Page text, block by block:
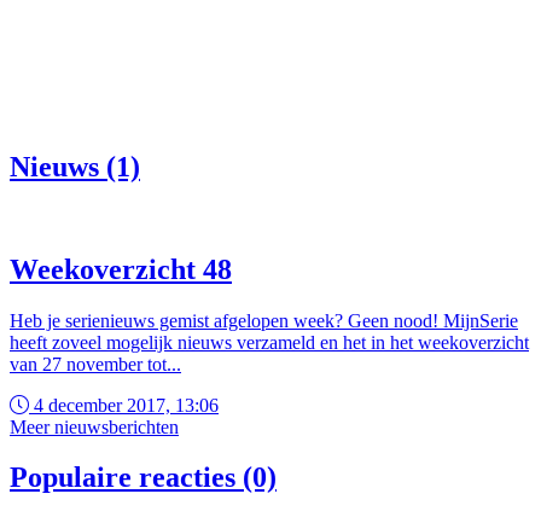
Nieuws (1)
Weekoverzicht 48
Heb je serienieuws gemist afgelopen week? Geen nood! MijnSerie
heeft zoveel mogelijk nieuws verzameld en het in het weekoverzicht
van 27 november tot...
4 december 2017, 13:06
Meer nieuwsberichten
Populaire reacties (0)